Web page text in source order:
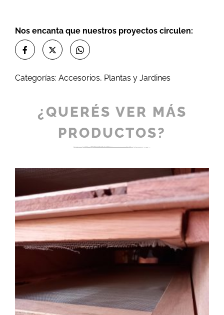
Nos encanta que nuestros proyectos circulen:
Categorías: Accesorios, Plantas y Jardines
¿QUERÉS VER MÁS
PRODUCTOS?